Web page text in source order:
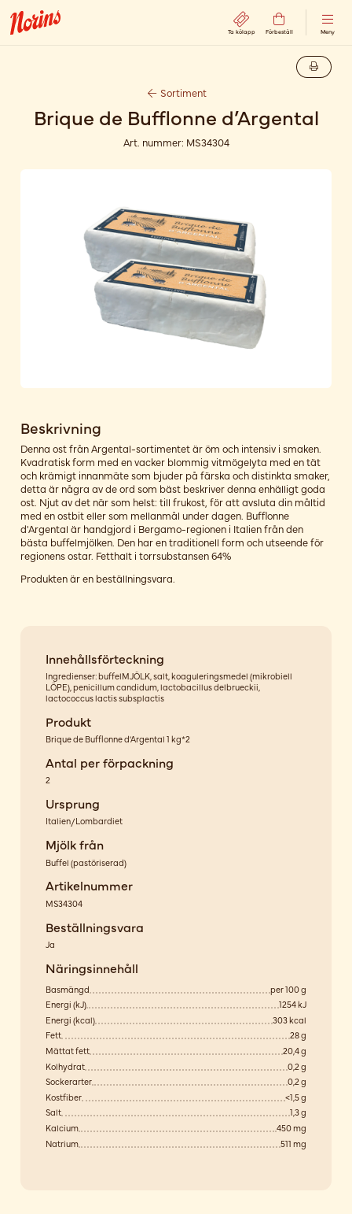
Ta kölapp Förbeställ Meny
Sortiment
Brique de Bufflonne d’Argental
Art. nummer: MS34304
Beskrivning
Denna ost från Argental-sortimentet är öm och intensiv i smaken.
Kvadratisk form med en vacker blommig vitmögelyta med en tät
och krämigt innanmäte som bjuder på färska och distinkta smaker,
detta är några av de ord som bäst beskriver denna enhälligt goda
ost. Njut av det när som helst: till frukost, för att avsluta din måltid
med en ostbit eller som mellanmål under dagen. Bufflonne
d'Argental är handgjord i Bergamo-regionen i Italien från den
bästa buffelmjölken. Den har en traditionell form och utseende för
regionens ostar. Fetthalt i torrsubstansen 64%
Produkten är en beställningsvara.
Innehållsförteckning
Ingredienser: buffelMJÖLK, salt, koaguleringsmedel (mikrobiell
LÖPE), penicillum candidum, lactobacillus delbrueckii,
lactococcus lactis subsplactis
Produkt
Brique de Bufflonne d'Argental 1 kg*2
Antal per förpackning
2
Ursprung
Italien/Lombardiet
Mjölk från
Buffel (pastöriserad)
Artikelnummer
MS34304
Beställningsvara
Ja
Näringsinnehåll
Basmängd
per 100 g
Energi (kJ)
1254 kJ
Energi (kcal)
303 kcal
Fett
28 g
Mättat fett
20,4 g
Kolhydrat
0,2 g
Sockerarter
0,2 g
Kostfiber
<1,5 g
Salt
1,3 g
Kalcium
450 mg
Natrium
511 mg